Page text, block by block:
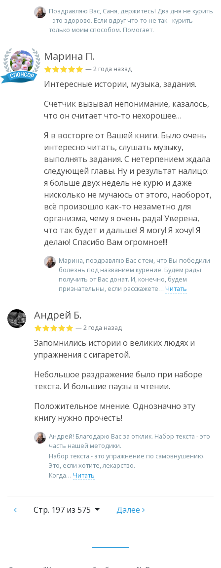
Поздравляю Вас, Саня, держитесь! Два дня не курить
- это здорово. Если вдруг что-то не так - курить
только моим способом. Помогает.
Марина П.
— 2 года назад
Интересные истории, музыка, задания.
Счетчик вызывал непонимание, казалось,
что он считает что-то нехорошее…
Я в восторге от Вашей книги. Было очень
интересно читать, слушать музыку,
выполнять задания. С нетерпением ждала
следующей главы. Ну и результат налицо:
я больше двух недель не курю и даже
нисколько не мучаюсь от этого, наоборот,
всё произошло как-то незаметно для
организма, чему я очень рада! Уверена,
что так будет и дальше! Я могу! Я хочу! Я
делаю! Спасибо Вам огромное!!!
Марина, поздравляю Вас с тем, что Вы победили
болезнь под названием курение. Будем рады
получить от Вас донат. И, конечно, будем
признательны, если расскажете
Читать
Андрей Б.
— 2 года назад
Запомнились истории о великих людях и
упражнения с сигаретой.
Небольшое раздражение было при наборе
текста. И большие паузы в чтении.
Положительное мнение. Однозначно эту
книгу нужно прочесть!
Андрей! Благодарю Вас за отклик. Набор текста - это
часть нашей методики.
Набор текста - это упражнение по самовнушению.
Это, если хотите, лекарство.
Когда
Читать
Стр. 197 из 575 Далее